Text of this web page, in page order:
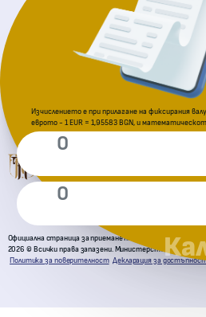
Национална агенция за приходите
За подаване на сигнали
Комисия за защита на потребителите
Официална страница за приемане на еврото в Република
2026 © Всички права запазени. Министерство на
Политика за поверителност Декларация за
Изчислението е при прилагане на фиксирания
еврото - 1 EUR = 1,95583 BGN, и